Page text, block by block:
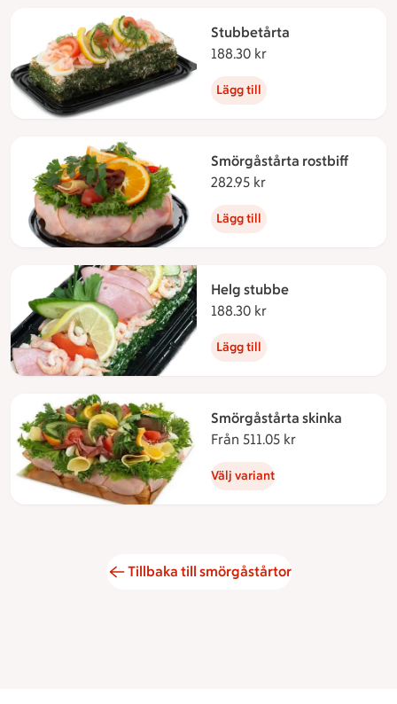
Stubbetårta
188.30 kr
Lägg till
Smörgåstårta rostbiff
282.95 kr
Lägg till
Helg stubbe
188.30 kr
Lägg till
Smörgåstårta skinka
Från 511.05 kr
Välj variant
Tillbaka till smörgåstårtor